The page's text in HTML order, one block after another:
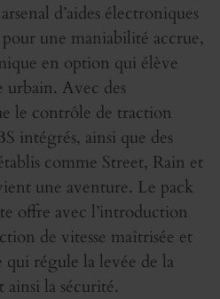
d’aides électroniques
une maniabilité accrue,
en option qui élève
urbain. Avec des
le contrôle de traction
intégrés, ainsi que des
comme Street, Rain et
une aventure. Le pack
offre avec l’introduction
de vitesse maîtrisée et
régule la levée de la
la sécurité.